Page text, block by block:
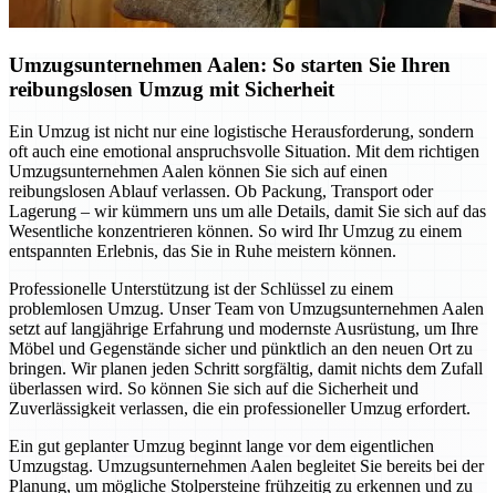
Umzugsunternehmen Aalen: So starten Sie Ihren
reibungslosen Umzug mit Sicherheit
Ein Umzug ist nicht nur eine logistische Herausforderung, sondern
oft auch eine emotional anspruchsvolle Situation. Mit dem richtigen
Umzugsunternehmen Aalen können Sie sich auf einen
reibungslosen Ablauf verlassen. Ob Packung, Transport oder
Lagerung – wir kümmern uns um alle Details, damit Sie sich auf das
Wesentliche konzentrieren können. So wird Ihr Umzug zu einem
entspannten Erlebnis, das Sie in Ruhe meistern können.
Professionelle Unterstützung ist der Schlüssel zu einem
problemlosen Umzug. Unser Team von Umzugsunternehmen Aalen
setzt auf langjährige Erfahrung und modernste Ausrüstung, um Ihre
Möbel und Gegenstände sicher und pünktlich an den neuen Ort zu
bringen. Wir planen jeden Schritt sorgfältig, damit nichts dem Zufall
überlassen wird. So können Sie sich auf die Sicherheit und
Zuverlässigkeit verlassen, die ein professioneller Umzug erfordert.
Ein gut geplanter Umzug beginnt lange vor dem eigentlichen
Umzugstag. Umzugsunternehmen Aalen begleitet Sie bereits bei der
Planung, um mögliche Stolpersteine frühzeitig zu erkennen und zu